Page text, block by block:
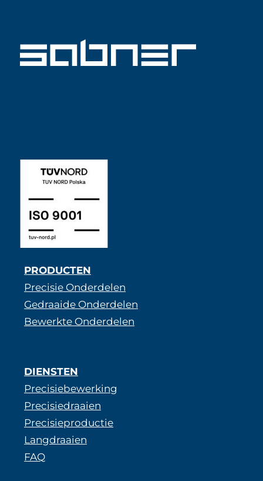
PRODUCTEN
Precisie Onderdelen
Gedraaide Onderdelen
Bewerkte Onderdelen
DIENSTEN
Precisiebewerking
Precisiedraaien
Precisieproductie
Langdraaien
FAQ